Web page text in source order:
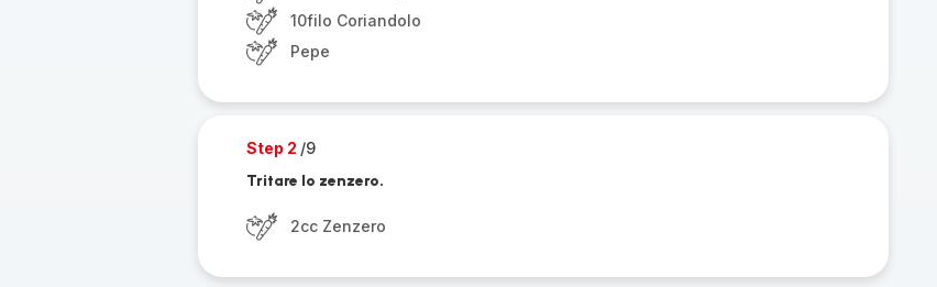
10filo Coriandolo
Pepe
Step 2 /9
Tritare lo zenzero.
2cc Zenzero